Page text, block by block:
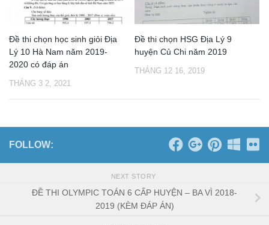
Đề thi chọn học sinh giỏi Địa
Lý 10 Hà Nam năm 2019-
2020 có đáp án
THÁNG 3 2, 2021
Đề thi chọn HSG Địa Lý 9
huyện Củ Chi năm 2019
THÁNG 12 16, 2019
FOLLOW:
NEXT STORY
ĐỀ THI OLYMPIC TOÁN 6 CẤP HUYỆN – BA VÌ 2018-
2019 (KÈM ĐÁP ÁN)